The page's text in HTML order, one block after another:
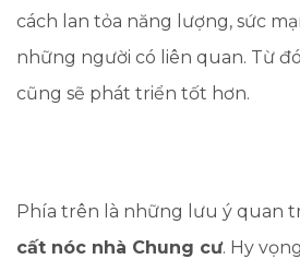
cách lan tỏa năng lượng, sức
những người có liên quan. Từ
cũng sẽ phát triển tốt hơn.
Phía trên là những lưu ý quan
cất nóc nhà Chung cư. Hy